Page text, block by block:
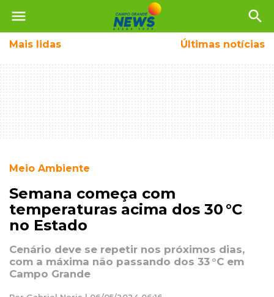
menu search
Mais lidas Últimas notícias
Meio Ambiente
Semana começa com
temperaturas acima dos 30 °C
no Estado
Cenário deve se repetir nos próximos dias,
com a máxima não passando dos 33 °C em
Campo Grande